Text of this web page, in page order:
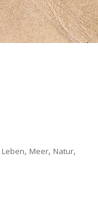
Leben, Meer, Natur,